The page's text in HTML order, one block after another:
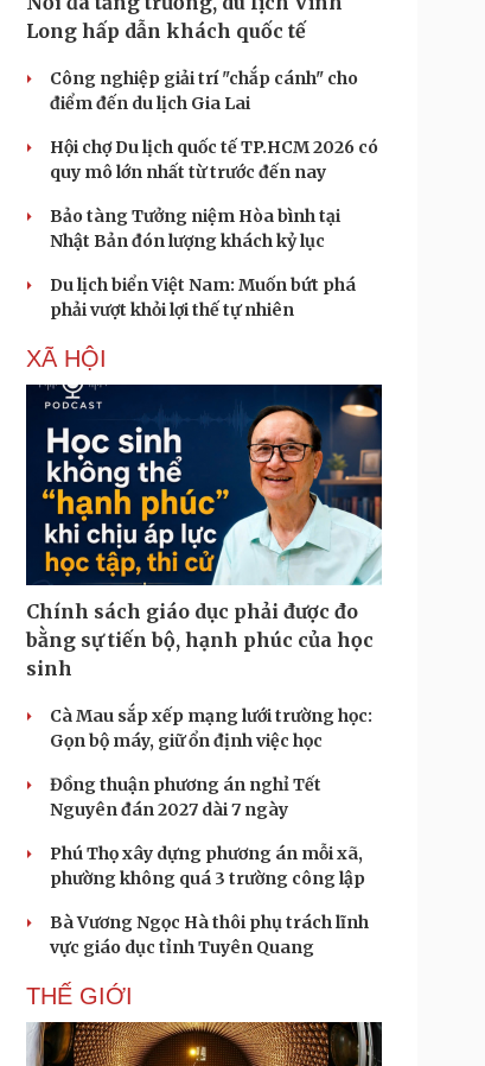
Long hấp dẫn khách quốc tế
Công nghiệp giải trí "chắp cánh" cho
điểm đến du lịch Gia Lai
Hội chợ Du lịch quốc tế TP.HCM 2026 có
quy mô lớn nhất từ trước đến nay
Bảo tàng Tưởng niệm Hòa bình tại
Nhật Bản đón lượng khách kỷ lục
Du lịch biển Việt Nam: Muốn bứt phá
phải vượt khỏi lợi thế tự nhiên
XÃ HỘI
Chính sách giáo dục phải được đo
bằng sự tiến bộ, hạnh phúc của học
sinh
Cà Mau sắp xếp mạng lưới trường học:
Gọn bộ máy, giữ ổn định việc học
Đồng thuận phương án nghỉ Tết
Nguyên đán 2027 dài 7 ngày
Phú Thọ xây dựng phương án mỗi xã,
phường không quá 3 trường công lập
Bà Vương Ngọc Hà thôi phụ trách lĩnh
vực giáo dục tỉnh Tuyên Quang
THẾ GIỚI